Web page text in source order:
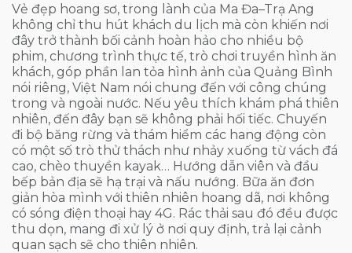
Vẻ đẹp hoang sơ, trong lành của Ma Đa–Trạ Ang
không chỉ thu hút khách du lịch mà còn khiến nơi
đây trở thành bối cảnh hoàn hảo cho nhiều bộ
phim, chương trình thực tế, trò chơi truyền hình ăn
khách, góp phần lan tỏa hình ảnh của Quảng Bình
nói riêng, Việt Nam nói chung đến với công chúng
trong và ngoài nước. Nếu yêu thích khám phá thiên
nhiên, đến đây bạn sẽ không phải hối tiếc. Chuyến
đi bộ băng rừng và thám hiểm các hang động còn
có một số trò thử thách như nhảy xuống từ vách đá
cao, chèo thuyền kayak… Hướng dẫn viên và đầu
bếp bản địa sẽ hạ trại và nấu nướng. Bữa ăn đơn
giản hòa mình với thiên nhiên hoang dã, nơi không
có sóng điện thoại hay 4G. Rác thải sau đó đều được
thu dọn, mang đi xử lý ở nơi quy định, trả lại cảnh
quan sạch sẽ cho thiên nhiên.